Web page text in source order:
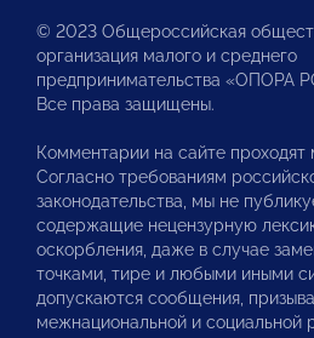
© 2023 Общероссийская
организация малого и среднего
предпринимательства «ОПОРА
Все права защищены.
Комментарии на сайте
Согласно требованиям
законодательства, мы не
содержащие нецензурную
оскорбления, даже в случае
точками, тире и любыми иными
допускаются сообщения,
межнациональной и социальной